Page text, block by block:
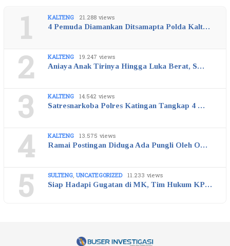
1 KALTENG 21.288 views
4 Pemuda Diamankan Ditsamapta Polda Kalt…
2 KALTENG 19.247 views
Aniaya Anak Tirinya Hingga Luka Berat, S…
3 KALTENG 14.542 views
Satresnarkoba Polres Katingan Tangkap 4 …
4 KALTENG 13.575 views
Ramai Postingan Diduga Ada Pungli Oleh O…
5 SULTENG, UNCATEGORIZED 11.233 views
Siap Hadapi Gugatan di MK, Tim Hukum KP…